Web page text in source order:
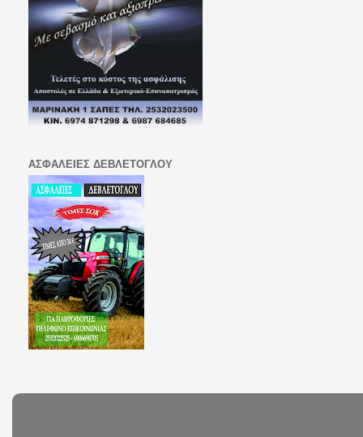
ΑΣΦΑΛΕΙΕΣ ΔΕΒΛΕΤΟΓΛΟΥ